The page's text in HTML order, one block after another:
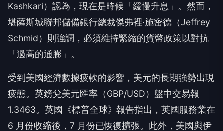
Kashkari）認為，現在是時候「緩慢升息」。然而，
堪薩斯城聯邦儲備銀行總裁傑弗裡·施密德（Jeffrey
Schmid）則強調，必須維持緊縮的貨幣政策以對抗
「過高的通膨」。
受到美國經濟數據疲軟的影響，美元的長期強勢出現
疲態。英鎊兌美元匯率（GBP/USD）盤中交易報
1.3463。英國《標普全球》報告指出，英國服務業在
6 月份收縮後，7 月份已恢復擴張。此外，美國與伊